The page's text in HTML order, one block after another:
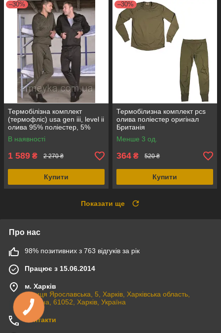
–30%
Термобілізна комплект
(термофліс) usa gen iii, level ii
олива 95% поліестер, 5%
спандекс, Mil-Tec Німеччина
В наявності
1 589 ₴ 2 270 ₴
Купити
–30%
Термобілизна комплект pcs
олива поліестер оригінал
Британія
Менше 3 од.
364 ₴ 520 ₴
Купити
Показати ще
Про нас
98% позитивних з 763 відгуків за рік
Працює з 15.06.2014
м. Харків
вулиця Ярославська, 5, Харків, Харківська область,
Україна, 61052, Харків, Україна
Контакти